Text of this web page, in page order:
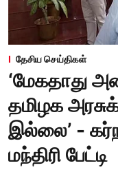
தேசிய செய்திகள்
‘மேகதாது
தமிழக
இல்லை’ -
மந்திரி பேட்டி